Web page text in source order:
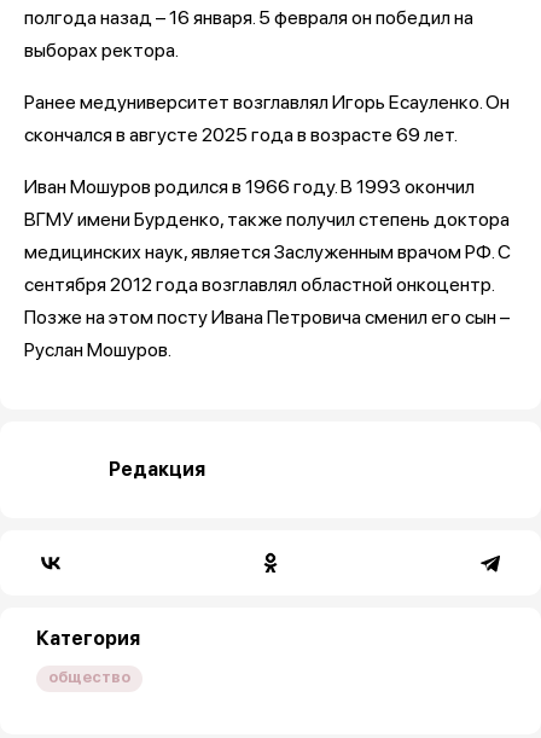
полгода назад – 16 января. 5 февраля он победил на
выборах ректора.
Ранее медуниверситет возглавлял Игорь Есауленко. Он
скончался в августе 2025 года в возрасте 69 лет.
Иван Мошуров родился в 1966 году. В 1993 окончил
ВГМУ имени Бурденко, также получил степень доктора
медицинских наук, является Заслуженным врачом РФ. С
сентября 2012 года возглавлял областной онкоцентр.
Позже на этом посту Ивана Петровича сменил его сын –
Руслан Мошуров.
Редакция
Категория
общество